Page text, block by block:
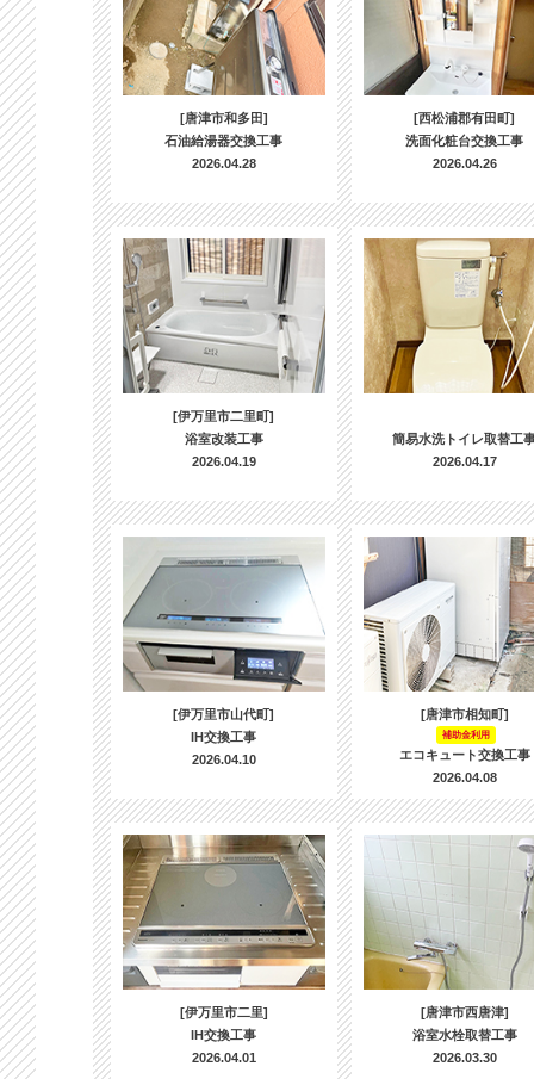
[唐津市和多田]
石油給湯器交換工事
2026.04.28
[西松浦郡有田町]
洗面化粧台交換工事
2026.04.26
[伊万里市二里町]
浴室改装工事
2026.04.19
簡易水洗トイレ取替工
2026.04.17
[伊万里市山代町]
IH交換工事
2026.04.10
[唐津市相知町]
補助金利用
エコキュート交換工事
2026.04.08
[伊万里市二里]
IH交換工事
2026.04.01
[唐津市西唐津]
浴室水栓取替工事
2026.03.30